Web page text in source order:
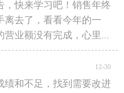
，快来学习吧！销售年终
离去了，看看今年的一
营业额没有完成，心里...
12-30
绩和不足，找到需要改进